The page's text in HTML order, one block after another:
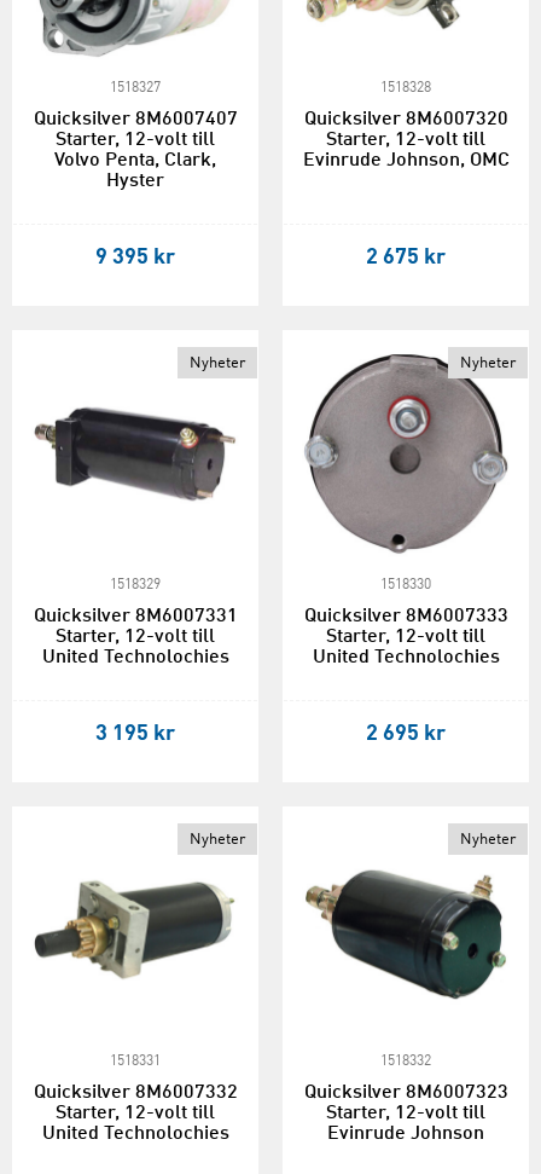
1518327
Quicksilver 8M6007407
Starter, 12-volt till
Volvo Penta, Clark,
Hyster
9 395 kr
1518328
Quicksilver 8M6007320
Starter, 12-volt till
Evinrude Johnson, OMC
2 675 kr
Nyheter
1518329
Quicksilver 8M6007331
Starter, 12-volt till
United Technolochies
3 195 kr
Nyheter
1518330
Quicksilver 8M6007333
Starter, 12-volt till
United Technolochies
2 695 kr
Nyheter
1518331
Quicksilver 8M6007332
Starter, 12-volt till
United Technolochies
Nyheter
1518332
Quicksilver 8M6007323
Starter, 12-volt till
Evinrude Johnson